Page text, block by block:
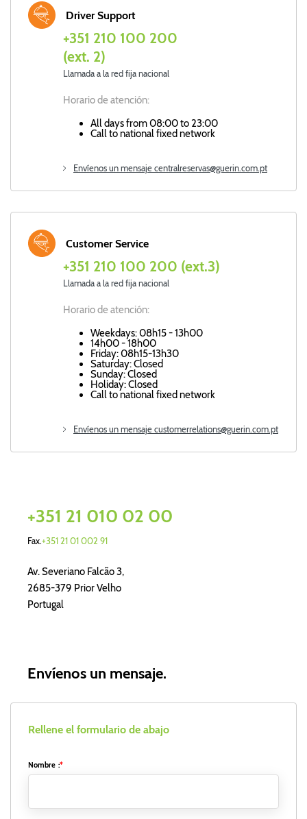
Driver Support
+351 210 100 200
(ext. 2)
Llamada a la red fija nacional
Horario de atención:
All days from 08:00 to 23:00
Call to national fixed network
Envíenos un mensaje centralreservas@guerin.com.pt
Customer Service
+351 210 100 200 (ext.3)
Llamada a la red fija nacional
Horario de atención:
Weekdays: 08h15 - 13h00
14h00 - 18h00
Friday: 08h15-13h30
Saturday: Closed
Sunday: Closed
Holiday: Closed
Call to national fixed network
Envíenos un mensaje customerrelations@guerin.com.pt
+351 21 010 02 00
Fax.+351 21 01 002 91
Av. Severiano Falcão 3,
2685-379 Prior Velho
Portugal
Envíenos un mensaje.
Rellene el formulario de abajo
Nombre :*